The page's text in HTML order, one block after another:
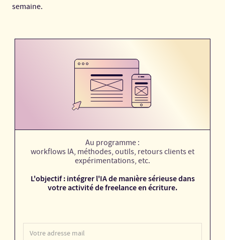
semaine.
Au programme :
workflows IA, méthodes, outils, retours clients et
expérimentations, etc.
L'objectif : intégrer l'IA de manière sérieuse dans
votre activité de freelance en écriture.